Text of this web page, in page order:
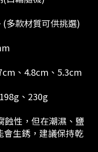
多款材質可供挑選)
、4.8cm、5.3cm
、230g
蝕性，但在潮濕、鹽
生銹，建議保持乾